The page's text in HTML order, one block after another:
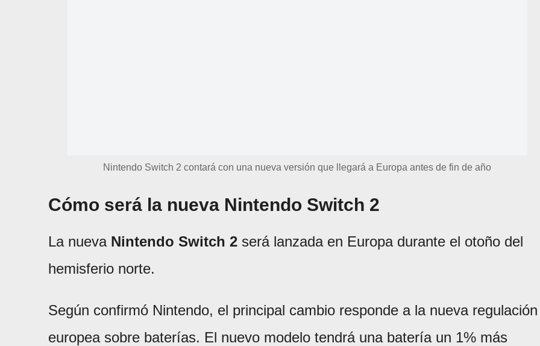
Nintendo Switch 2 contará con una nueva versión que llegará a Europa antes de fin de año
Cómo será la nueva Nintendo Switch 2
La nueva Nintendo Switch 2 será lanzada en Europa durante el otoño del
hemisferio norte.
Según confirmó Nintendo, el principal cambio responde a la nueva regulación
europea sobre baterías. El nuevo modelo tendrá una batería un 1% más